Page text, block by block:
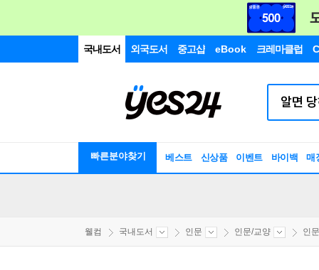
국내도서 외국도서 중고샵 eBook 크레마클럽
빠른분야찾기 베스트 신상품 이벤트 바이백 매
웰컴 국내도서 인문 인문/교양 인